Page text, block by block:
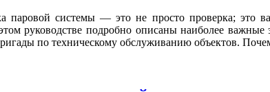
паровой системы — это не просто проверка; это
руководстве подробно описаны наиболее
по техническому обслуживанию объектов.